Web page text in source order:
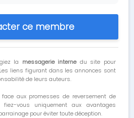
ce membre
la messagerie internedu site pour
liens figurant dans les annonces sont
de leurs auteurs.
aux promesses de reversement de
vous uniquement aux avantages
pour éviter toute déception.